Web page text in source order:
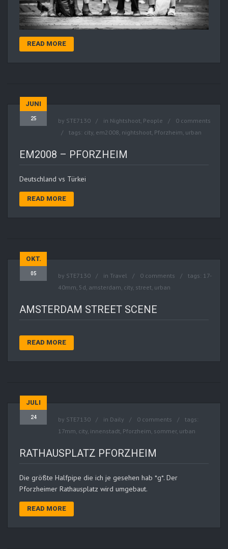
READ MORE
JUNI
25 by STE7130 in Nightshoot, People
0 comments
tags: city, em2008, nightshoot, Pforzheim, urban
EM2008 – PFORZHEIM
Deutschland vs Türkei
READ MORE
OKT.
05 by STE7130 in Travel 0 comments tags: 17-
40mm, 5d, amsterdam, city, street, urban
AMSTERDAM STREET SCENE
READ MORE
JULI
24 by STE7130 in Daily 0 comments
tags:
17mm, city, innenstadt, Pforzheim, sommer, urban
RATHAUSPLATZ PFORZHEIM
Die größte Halfpipe die ich je gesehen hab *g*. Der
Pforzheimer Rathausplatz wird umgebaut.
READ MORE